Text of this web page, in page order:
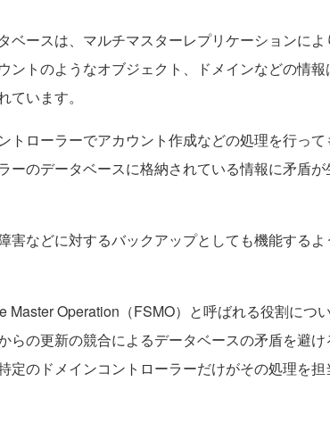
ベースは、マルチマスターレプリケーションによ
ントのようなオブジェクト、ドメインなどの情報
ています。
トローラーでアカウント作成などの処理を行っ
ーのデータベースに格納されている情報に矛盾が
害などに対するバックアップとしても機能するよ
Operation（FSMO）と呼ばれる役割につ
らの更新の競合によるデータベースの矛盾を避
定のドメインコントローラーだけがその処理を